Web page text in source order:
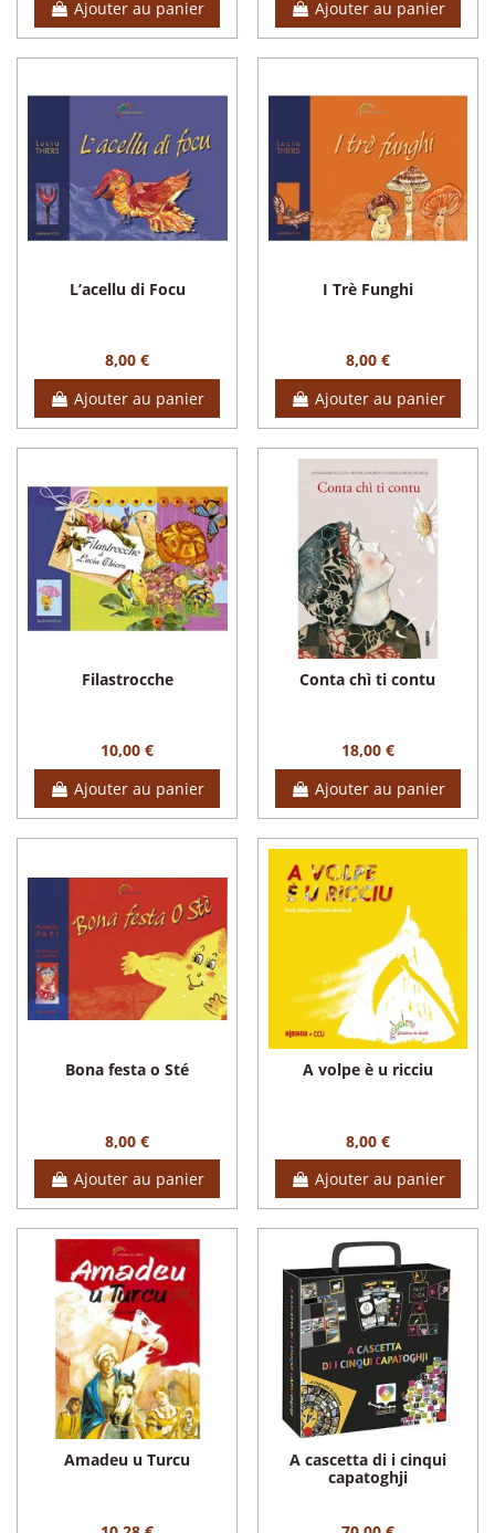
Ajouter au panier
Ajouter au panier
L’acellu di Focu
8,00 €
Ajouter au panier
I Trè Funghi
8,00 €
Ajouter au panier
Filastrocche
10,00 €
Ajouter au panier
Conta chì ti contu
18,00 €
Ajouter au panier
Bona festa o Sté
8,00 €
Ajouter au panier
A volpe è u ricciu
8,00 €
Ajouter au panier
Amadeu u Turcu
A cascetta di i cinqui
capatoghji